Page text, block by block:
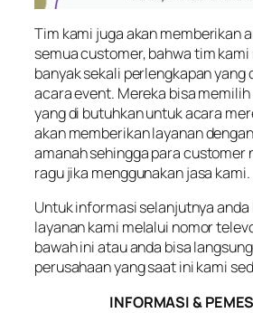
Tim kami juga akan memberikan
semua customer, bahwa tim
banyak sekali perlengkapan yang
acara event. Mereka bisa
yang di butuhkan untuk acara
akan memberikan layanan
amanah sehingga para customer
ragu jika menggunakan jasa kami.
Untuk informasi selanjutnya
layanan kami melalui nomor
bawah ini atau anda bisa
perusahaan yang saat ini kami
INFORMASI &